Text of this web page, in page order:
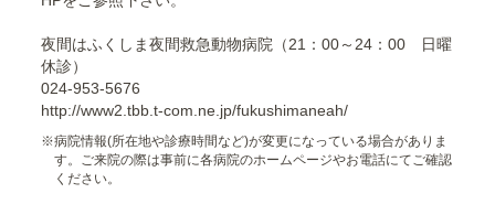
夜間はふくしま夜間救急動物病院（21：00～24：00 日曜
休診）
024-953-5676
http://www2.tbb.t-com.ne.jp/fukushimaneah/
※病院情報(所在地や診療時間など)が変更になっている場合がありま
す。ご来院の際は事前に各病院のホームページやお電話にてご確認
ください。